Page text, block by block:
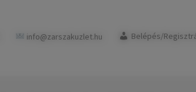
info@zarszakuzlet.hu Belépés/